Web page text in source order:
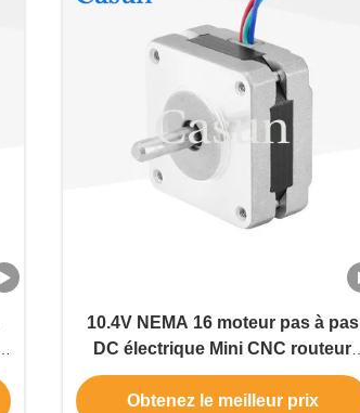
10.4V NEMA 16 moteur pas à pas
DC électrique Mini CNC routeur
moteur pas à pas 4 phase
Obtenez le meilleur prix